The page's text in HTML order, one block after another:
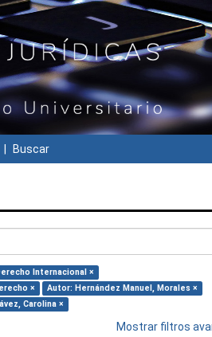
Buscar
Internacional ×
×
Autor: Hernández Manuel, Morales ×
Carolina ×
Mostrar filtros